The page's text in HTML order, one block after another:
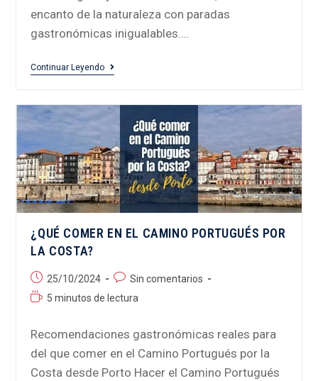
encanto de la naturaleza con paradas
gastronómicas inigualables.…
Continuar Leyendo
¿QUÉ COMER EN EL CAMINO PORTUGUÉS POR
LA COSTA?
25/10/2024
Sin comentarios
5 minutos de lectura
Recomendaciones gastronómicas reales para
del que comer en el Camino Portugués por la
Costa desde Porto Hacer el Camino Portugués